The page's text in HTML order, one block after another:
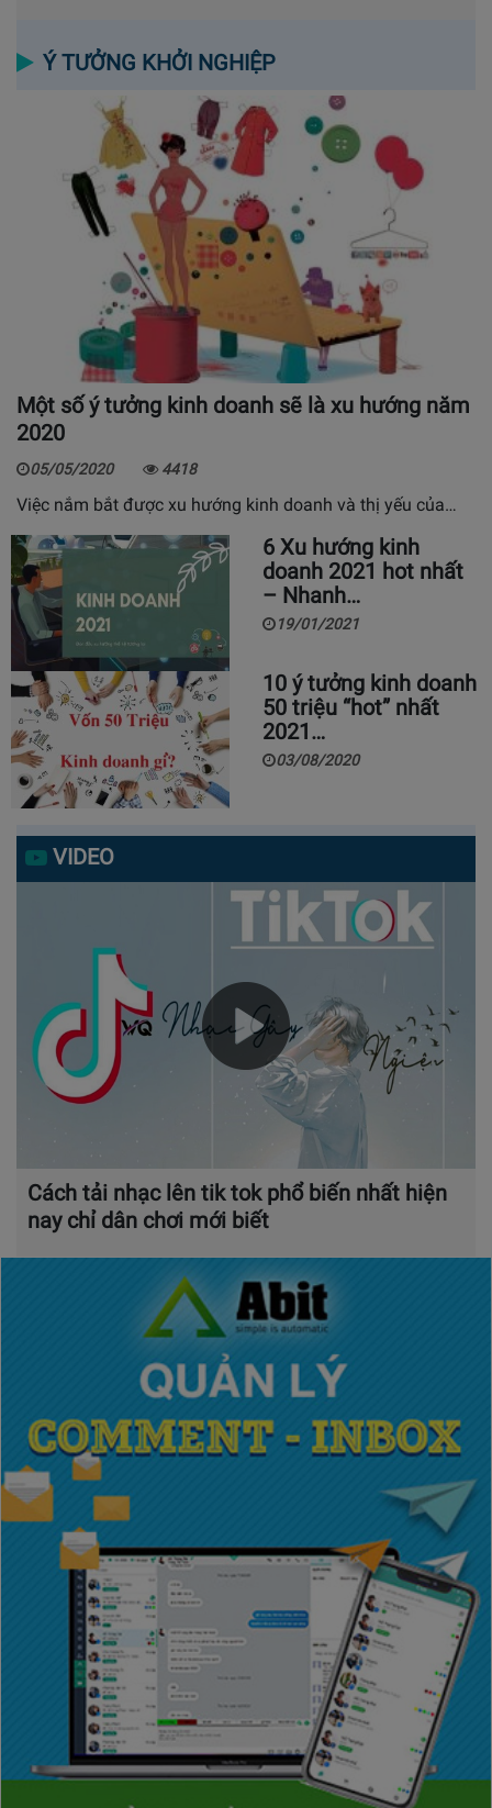
Ý TƯỞNG KHỞI NGHIỆP
Một số ý tưởng kinh doanh sẽ là xu hướng năm
2020
05/05/2020 4418
Việc nắm bắt được xu hướng kinh doanh và thị yếu của…
6 Xu hướng kinh
doanh 2021 hot nhất
– Nhanh…
19/01/2021
10 ý tưởng kinh doanh
50 triệu “hot” nhất
2021…
03/08/2020
VIDEO
Cách tải nhạc lên tik tok phổ biến nhất hiện
nay chỉ dân chơi mới biết